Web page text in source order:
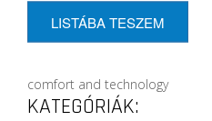
LISTÁBA TESZEM
comfort and technology
KATEGÓRIÁK: